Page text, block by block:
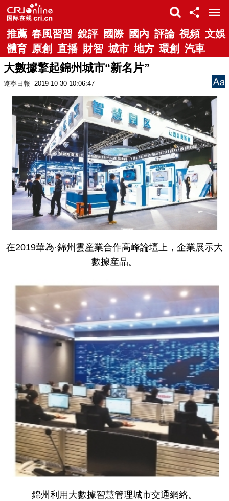
推薦 春風習習 銳評 國際 國內 評論 視頻 文娛
體育 原創 直播 財智 城市 地方 環創 汽車
大數據擎起錦州城市“新名片”
遼寧日報 2019-10-30 10:06:47
在2019華為·錦州雲産業合作高峰論壇上，企業展示大
數據産品。
錦州利用大數據智慧管理城市交通網絡。